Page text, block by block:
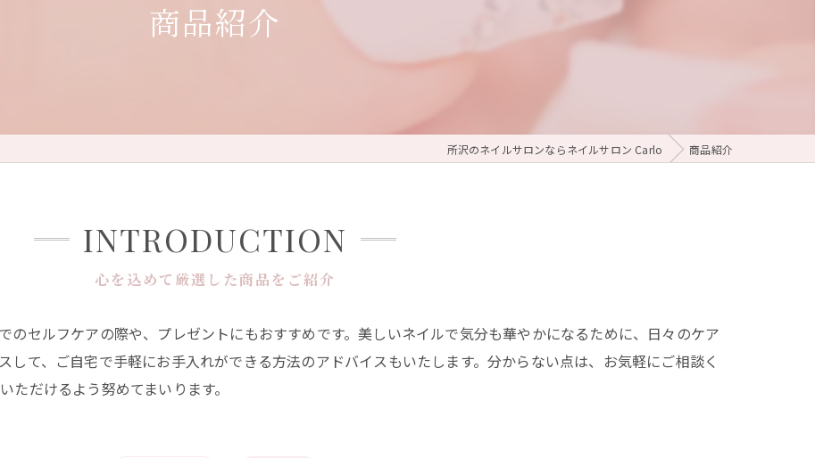
商品紹介
所沢のネイルサロンならネイルサロン Carlo 商品紹介
INTRODUCTION
心を込めて厳選した商品をご紹介
のセルフケアの際や、プレゼントにもおすすめです。美しいネイルで気分も華やかになるために、日々のケア
して、ご自宅で手軽にお手入れができる方法のアドバイスもいたします。分からない点は、お気軽にご相談く
だけるよう努めてまいります。